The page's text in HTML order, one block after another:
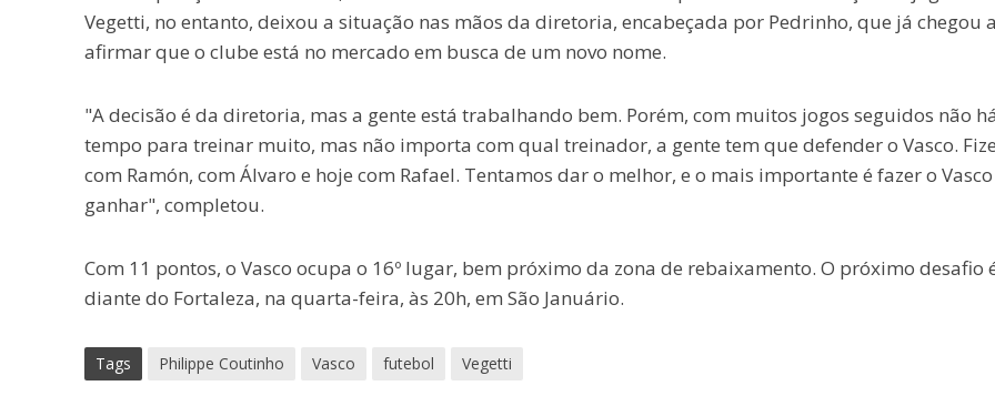
Vegetti, no entanto, deixou a situação nas mãos da diretoria, encabeçada por Pedrinho, que já chegou
afirmar que o clube está no mercado em busca de um novo nome.
"A decisão é da diretoria, mas a gente está trabalhando bem. Porém, com muitos jogos seguidos não
tempo para treinar muito, mas não importa com qual treinador, a gente tem que defender o Vasco.
com Ramón, com Álvaro e hoje com Rafael. Tentamos dar o melhor, e o mais importante é fazer o Vasco
ganhar", completou.
Com 11 pontos, o Vasco ocupa o 16º lugar, bem próximo da zona de rebaixamento. O próximo desafio
diante do Fortaleza, na quarta-feira, às 20h, em São Januário.
Tags Philippe Coutinho Vasco futebol Vegetti